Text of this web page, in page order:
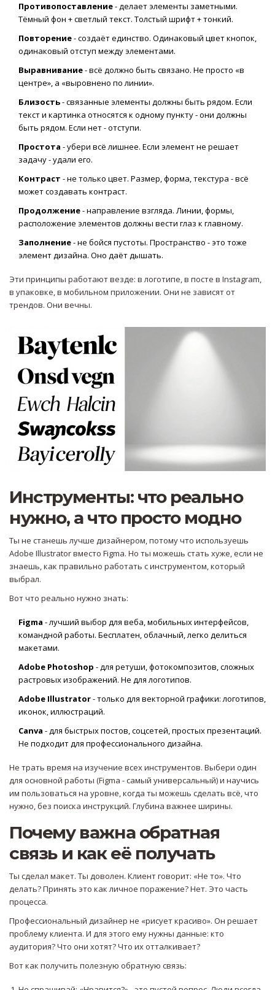
Противопоставление- делает элементы заметными.
Тёмный фон + светлый текст. Толстый шрифт + тонкий.
Повторение- создаёт единство. Одинаковый цвет кнопок,
одинаковый отступ между элементами.
Выравнивание- всё должно быть связано. Не просто «в
центре», а «выровнено по линии».
Близость- связанные элементы должны быть рядом. Если
текст и картинка относятся к одному пункту - они должны
быть рядом. Если нет - отступи.
Простота - убери всё лишнее. Если элемент не решает
задачу - удали его.
Контраст - не только цвет. Размер, форма, текстура - всё
может создавать контраст.
Продолжение- направление взгляда. Линии, формы,
расположение элементов должны вести глаз к главному.
Заполнение- не бойся пустоты. Пространство - это тоже
элемент дизайна. Оно даёт дышать.
Эти принципы работают везде: в логотипе, в посте в Instagram,
в упаковке, в мобильном приложении. Они не зависят от
трендов. Они вечны.
Инструменты: что реально
нужно, а что просто модно
Ты не станешь лучше дизайнером, потому что используешь
Adobe Illustrator вместо Figma. Но ты можешь стать хуже, если не
знаешь, как правильно работать с инструментом, который
выбрал.
Вот что реально нужно знать:
Figma - лучший выбор для веба, мобильных интерфейсов,
командной работы. Бесплатен, облачный, легко делиться
макетами.
Adobe Photoshop - для ретуши, фотокомпозитов, сложных
растровых изображений. Не для логотипов.
Adobe Illustrator- только для векторной графики: логотипов,
иконок, иллюстраций.
Canva - для быстрых постов, соцсетей, простых презентаций.
Не подходит для профессионального дизайна.
Не трать время на изучение всех инструментов. Выбери один
для основной работы (Figma - самый универсальный) и научись
им пользоваться на уровне, когда ты можешь сделать всё, что
нужно, без поиска инструкций. Глубина важнее ширины.
Почему важна обратная
связь и как её получать
Ты сделал макет. Ты доволен. Клиент говорит: «Не то». Что
делать? Принять это как личное поражение? Нет. Это часть
процесса.
Профессиональный дизайнер не «рисует красиво». Он решает
проблему клиента. И для этого ему нужны данные: кто
аудитория? Что они хотят? Что их отталкивает?
Вот как получить полезную обратную связь: